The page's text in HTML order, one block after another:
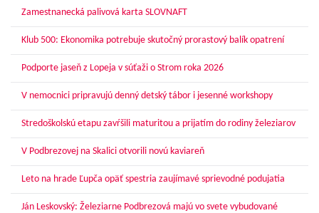
Zamestnanecká palivová karta SLOVNAFT
Klub 500: Ekonomika potrebuje skutočný prorastový balík opatrení
Podporte jaseň z Lopeja v súťaži o Strom roka 2026
V nemocnici pripravujú denný detský tábor i jesenné workshopy
Stredoškolskú etapu zavŕšili maturitou a prijatím do rodiny železiarov
V Podbrezovej na Skalici otvorili novú kaviareň
Leto na hrade Ľupča opäť spestria zaujímavé sprievodné podujatia
Ján Leskovský: Železiarne Podbrezová majú vo svete vybudované